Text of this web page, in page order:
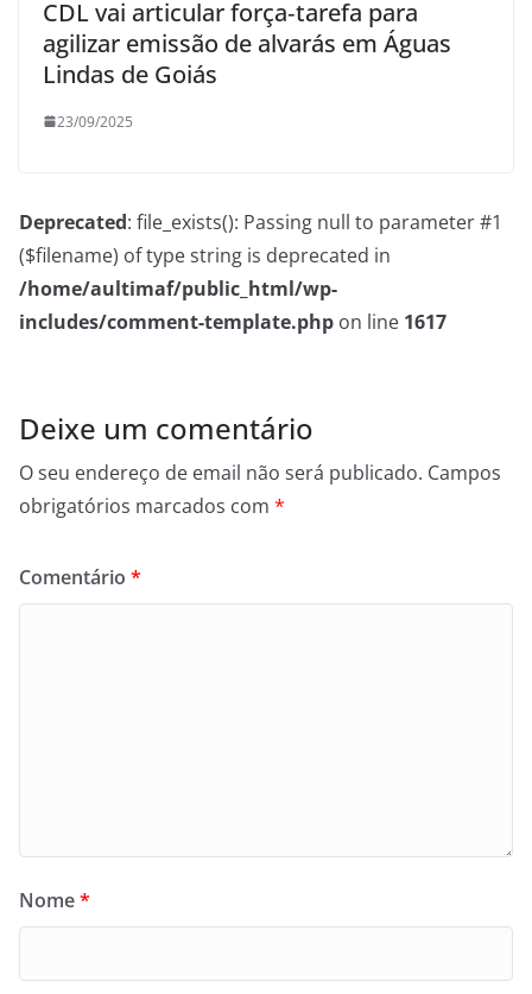
CDL vai articular força‑tarefa para
agilizar emissão de alvarás em Águas
Lindas de Goiás
23/09/2025
Deprecated: file_exists(): Passing null to parameter #1
($filename) of type string is deprecated in
/home/aultimaf/public_html/wp-
includes/comment-template.php on line 1617
Deixe um comentário
O seu endereço de email não será publicado. Campos
obrigatórios marcados com *
Comentário *
Nome*